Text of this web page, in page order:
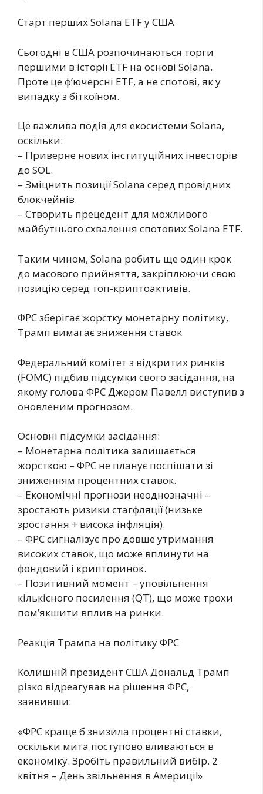
Старт перших Solana ETF у США
Сьогодні в США розпочинаються торги
першими в історії ETF на основі Solana.
Проте це ф’ючерсні ETF, а не спотові, як у
випадку з біткоїном.
Це важлива подія для екосистеми Solana,
оскільки:
– Приверне нових інституційних інвесторів
до SOL.
– Зміцнить позиції Solana серед провідних
блокчейнів.
– Створить прецедент для можливого
майбутнього схвалення спотових Solana ETF.
Таким чином, Solana робить ще один крок
до масового прийняття, закріплюючи свою
позицію серед топ-криптоактивів.
ФРС зберігає жорстку монетарну політику,
Трамп вимагає зниження ставок
Федеральний комітет з відкритих ринків
(FOMC) підбив підсумки свого засідання, на
якому голова ФРС Джером Павелл виступив з
оновленим прогнозом.
Основні підсумки засідання:
– Монетарна політика залишається
жорсткою – ФРС не планує поспішати зі
зниженням процентних ставок.
– Економічні прогнози неоднозначні –
зростають ризики стагфляції (низьке
зростання + висока інфляція).
– ФРС сигналізує про довше утримання
високих ставок, що може вплинути на
фондовий і крипторинок.
– Позитивний момент – уповільнення
кількісного посилення (QT), що може трохи
пом’якшити вплив на ринки.
Реакція Трампа на політику ФРС
Колишній президент США Дональд Трамп
різко відреагував на рішення ФРС,
заявивши:
«ФРС краще б знизила процентні ставки,
оскільки мита поступово вливаються в
економіку. Зробіть правильний вибір. 2
квітня – День звільнення в Америці!»